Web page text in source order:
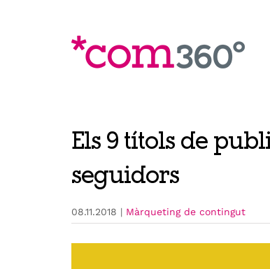
Els 9 títols de
seguidors
08.11.2018 | Màrqueting de contingut